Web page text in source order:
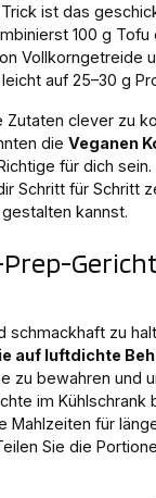
ist das
100 g
Vollkorngetreide
auf 25–30 g
clever zu
dieVeganen
für dich
Schritt für Schritt
kannst.
schmackhaft zu
auf luftdichte
zu bewahren und
im Kühlschrank
Mahlzeiten für
Sie die